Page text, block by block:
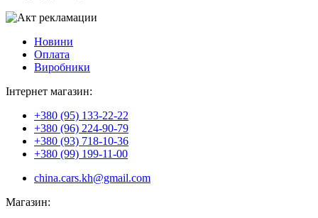
Новини
Оплата
Виробники
Інтернет магазин:
+380 (95) 133-22-22
+380 (96) 224-90-79
+380 (93) 718-10-36
+380 (99) 199-11-00
china.cars.kh@gmail.com
Магазин: